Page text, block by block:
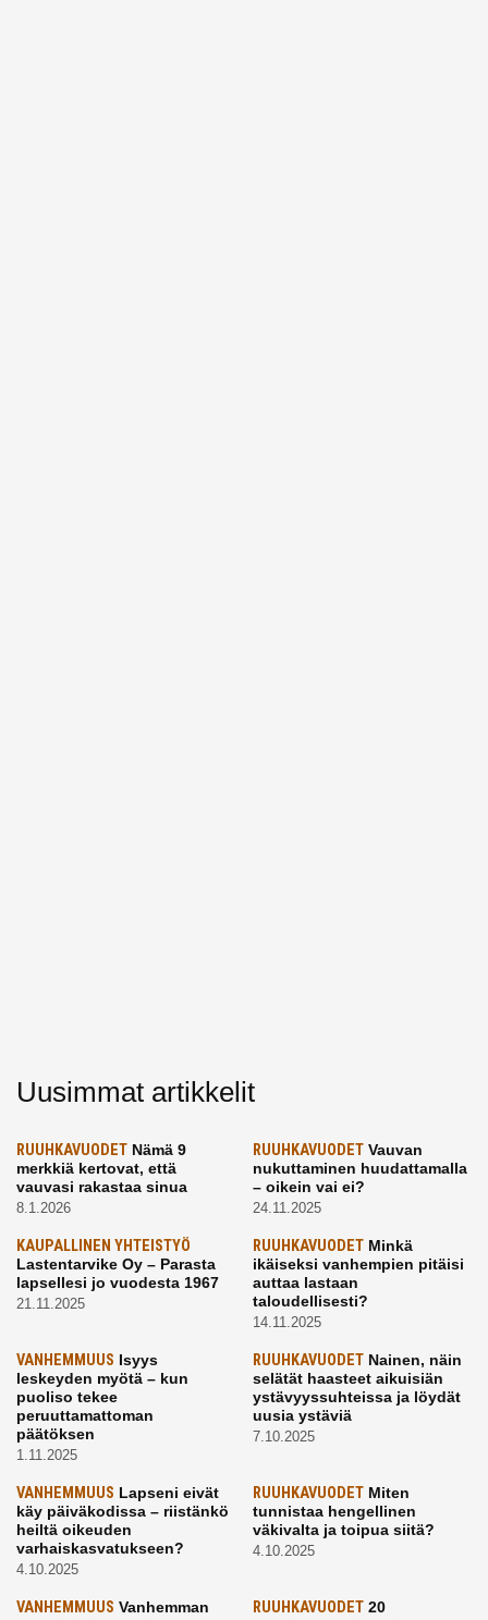
Uusimmat artikkelit
RUUHKAVUODET Nämä 9
merkkiä kertovat, että
vauvasi rakastaa sinua
8.1.2026
RUUHKAVUODETVauvan
nukuttaminen huudattamalla
– oikein vai ei?
24.11.2025
KAUPALLINEN YHTEISTYÖ
Lastentarvike Oy – Parasta
lapsellesi jo vuodesta 1967
21.11.2025
RUUHKAVUODETMinkä
ikäiseksi vanhempien pitäisi
auttaa lastaan
taloudellisesti?
14.11.2025
VANHEMMUUS Isyys
leskeyden myötä – kun
puoliso tekee
peruuttamattoman
päätöksen
1.11.2025
RUUHKAVUODETNainen, näin
selätät haasteet aikuisiän
ystävyyssuhteissa ja löydät
uusia ystäviä
7.10.2025
VANHEMMUUS Lapseni eivät
käy päiväkodissa – riistänkö
heiltä oikeuden
varhaiskasvatukseen?
4.10.2025
RUUHKAVUODETMiten
tunnistaa hengellinen
väkivalta ja toipua siitä?
4.10.2025
VANHEMMUUS Vanhemman
RUUHKAVUODET20